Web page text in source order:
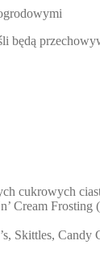
będą
cukrowych
Cream
Skittles, Candy